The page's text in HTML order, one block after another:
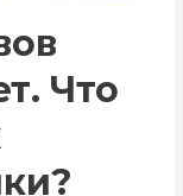
Что